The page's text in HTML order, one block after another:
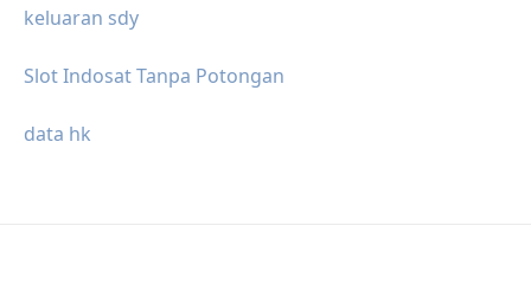
keluaran sdy
Slot Indosat Tanpa Potongan
data hk